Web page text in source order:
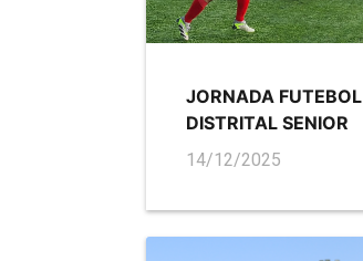
JORNADA FUTEBOL
DISTRITAL SENIOR
14/12/2025